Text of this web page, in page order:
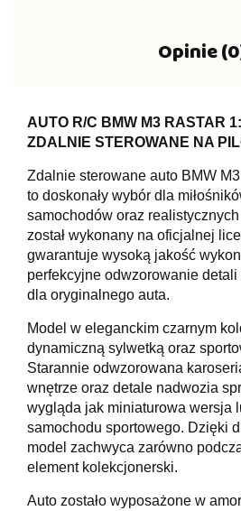
Opinie
AUTO R/C BMW M3 RASTAR
ZDALNIE STEROWANE NA
Zdalnie sterowane auto BMW
to doskonały wybór dla
samochodów oraz
został wykonany na oficjalnej
gwarantuje wysoką jakość
perfekcyjne odwzorowanie
dla oryginalnego auta.
Model w eleganckim czarnym
dynamiczną sylwetką oraz
Starannie odwzorowana
wnętrze oraz detale nadwozia
wygląda jak miniaturowa wersja
samochodu sportowego. Dzięki
model zachwyca zarówno
element kolekcjonerski.
Auto zostało wyposażone w